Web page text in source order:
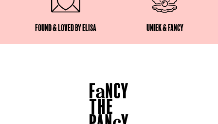
Found & Loved by Elisa Uniek & Fancy